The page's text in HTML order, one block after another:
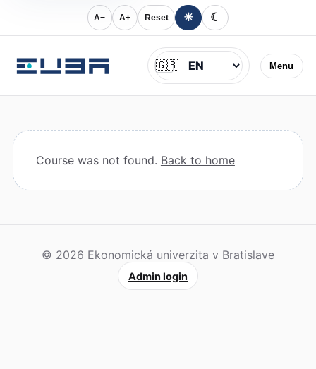
A− A+ Reset ☀ ☾
Menu
Jazyk
🇬🇧
Course was not found. Back to home
© 2026 Ekonomická univerzita v Bratislave
Admin login